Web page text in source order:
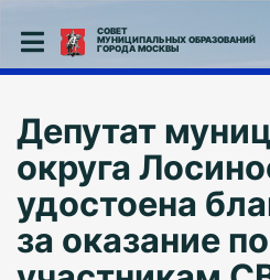
СОВЕТ
МУНИЦИПАЛЬНЫХ ОБРАЗОВАНИЙ
ГОРОДА МОСКВЫ
Депутат
округа
удостоена
за оказание